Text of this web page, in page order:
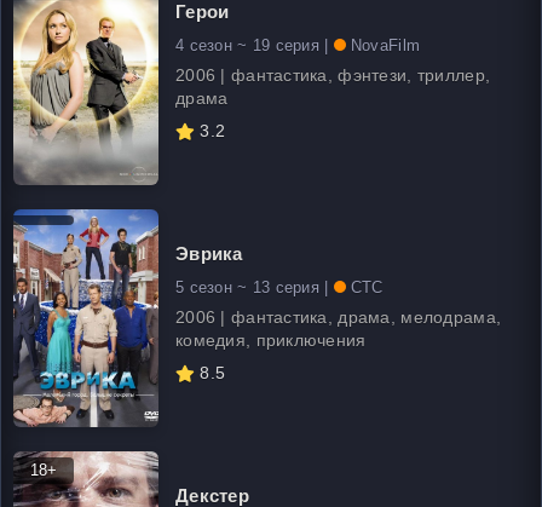
Герои
4 сезон ~ 19 серия | NovaFilm
2006 | фантастика, фэнтези, триллер,
драма
3.2
Эврика
5 сезон ~ 13 серия | СТС
2006 | фантастика, драма, мелодрама,
комедия, приключения
8.5
18+
Декстер